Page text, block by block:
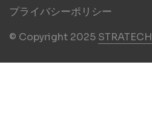
© Copyright 2025 STRATECH
プライバシーポリシー